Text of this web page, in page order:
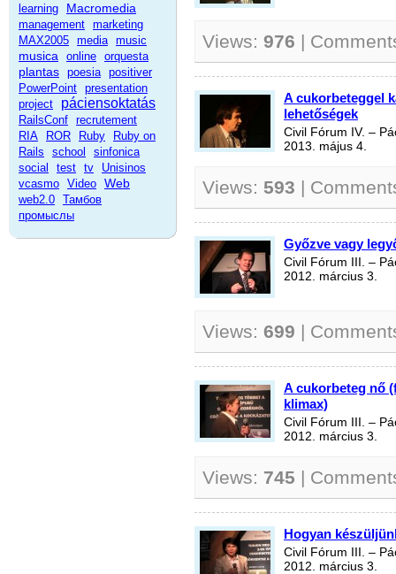
learning
Macromedia
management marketing
MAX2005 media music
musica online orquesta
plantas poesia positiver
PowerPoint presentation
project
páciensoktatás
RailsConf recrutement
RIA
ROR Ruby
Ruby on
Rails
school
sinfonica
social
test tv
Unisinos
vcasmo Video Web
web2.0 Тамбов
промыслы
Views: 976 |
A cukorbeteggel
lehetőségek
Civil Fórum IV. –
2013. május 4.
Views: 593 |
Győzve vagy
Civil Fórum III. –
2012. március 3.
Views: 699 |
A cukorbeteg nő
klimax)
Civil Fórum III. –
2012. március 3.
Views: 745 |
Hogyan
Civil Fórum III. –
2012. március 3.